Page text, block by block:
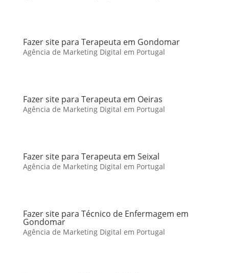
Fazer site para Terapeuta em Gondomar
Agência de Marketing Digital em Portugal
Fazer site para Terapeuta em Oeiras
Agência de Marketing Digital em Portugal
Fazer site para Terapeuta em Seixal
Agência de Marketing Digital em Portugal
Fazer site para Técnico de Enfermagem em
Gondomar
Agência de Marketing Digital em Portugal